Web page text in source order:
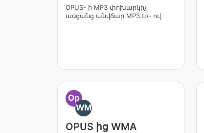
OPUS- ի MP3 փոխարկիչ
առցանց անվճար MP3.to- ով
Op
WM
OPUS ից WMA